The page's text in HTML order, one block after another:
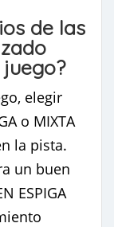
de las
elegir
o MIXTA
la pista.
un buen
ESPIGA